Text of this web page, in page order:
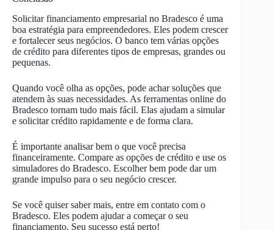
Solicitar financiamento empresarial no Bradesco é uma
boa estratégia para empreendedores. Eles podem crescer
e fortalecer seus negócios. O banco tem várias opções
de crédito para diferentes tipos de empresas, grandes ou
pequenas.
Quando você olha as opções, pode achar soluções que
atendem às suas necessidades. As ferramentas online do
Bradesco tornam tudo mais fácil. Elas ajudam a simular
e solicitar crédito rapidamente e de forma clara.
É importante analisar bem o que você precisa
financeiramente. Compare as opções de crédito e use os
simuladores do Bradesco. Escolher bem pode dar um
grande impulso para o seu negócio crescer.
Se você quiser saber mais, entre em contato com o
Bradesco. Eles podem ajudar a começar o seu
financiamento. Seu sucesso está perto!